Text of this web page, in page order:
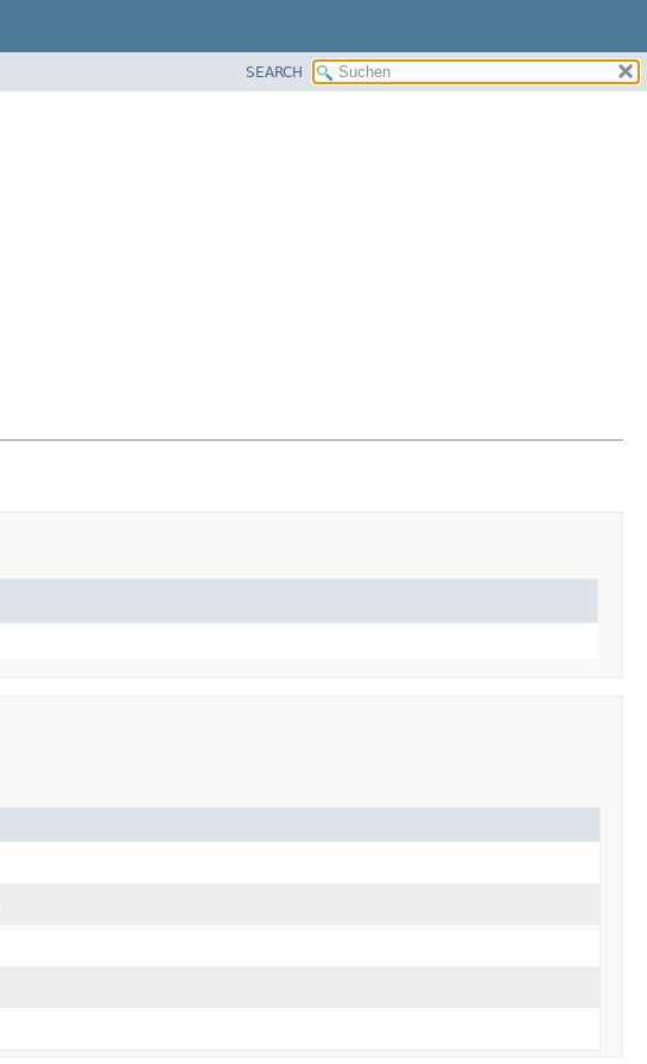
SEARCH